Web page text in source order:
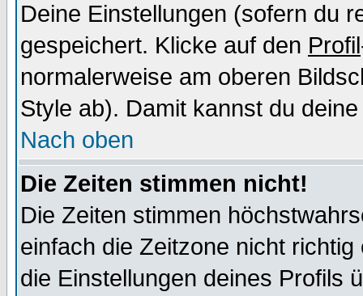
Deine Einstellungen (sofern du
gespeichert. Klicke auf den Profil
normalerweise am oberen
Style ab). Damit kannst du
Nach oben
Die Zeiten stimmen nicht!
Die Zeiten stimmen
einfach die Zeitzone nicht
die Einstellungen deines Profils